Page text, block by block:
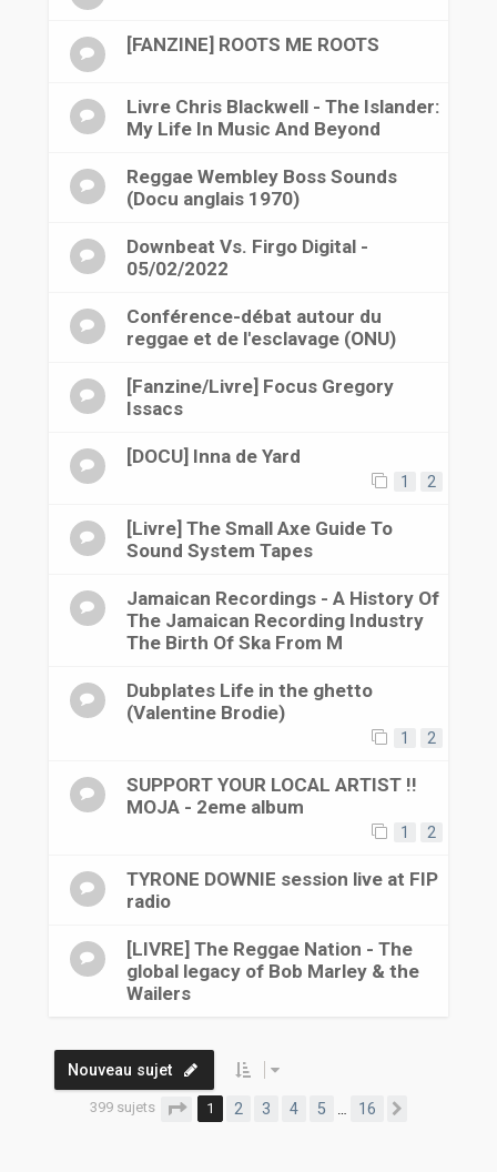
[FANZINE] ROOTS ME ROOTS
Livre Chris Blackwell - The Islander:
My Life In Music And Beyond
Reggae Wembley Boss Sounds
(Docu anglais 1970)
Downbeat Vs. Firgo Digital -
05/02/2022
Conférence-débat autour du
reggae et de l'esclavage (ONU)
[Fanzine/Livre] Focus Gregory
Issacs
[DOCU] Inna de Yard
1 2
[Livre] The Small Axe Guide To
Sound System Tapes
Jamaican Recordings - A History Of
The Jamaican Recording Industry
The Birth Of Ska From M
Dubplates Life in the ghetto
(Valentine Brodie)
1 2
SUPPORT YOUR LOCAL ARTIST !!
MOJA - 2eme album
1 2
TYRONE DOWNIE session live at FIP
radio
[LIVRE] The Reggae Nation - The
global legacy of Bob Marley & the
Wailers
Nouveau sujet
399 sujets Page 1sur
1 2 3 4 5 16